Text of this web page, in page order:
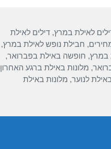
לאילת במרץ,דילים לאילת
, חבילת נופש לאילת במרץ,
במרץ, חופשה באילת בפברואר,
, מלונות באילת ברגע האחרון
לנוער, מלונות באילת